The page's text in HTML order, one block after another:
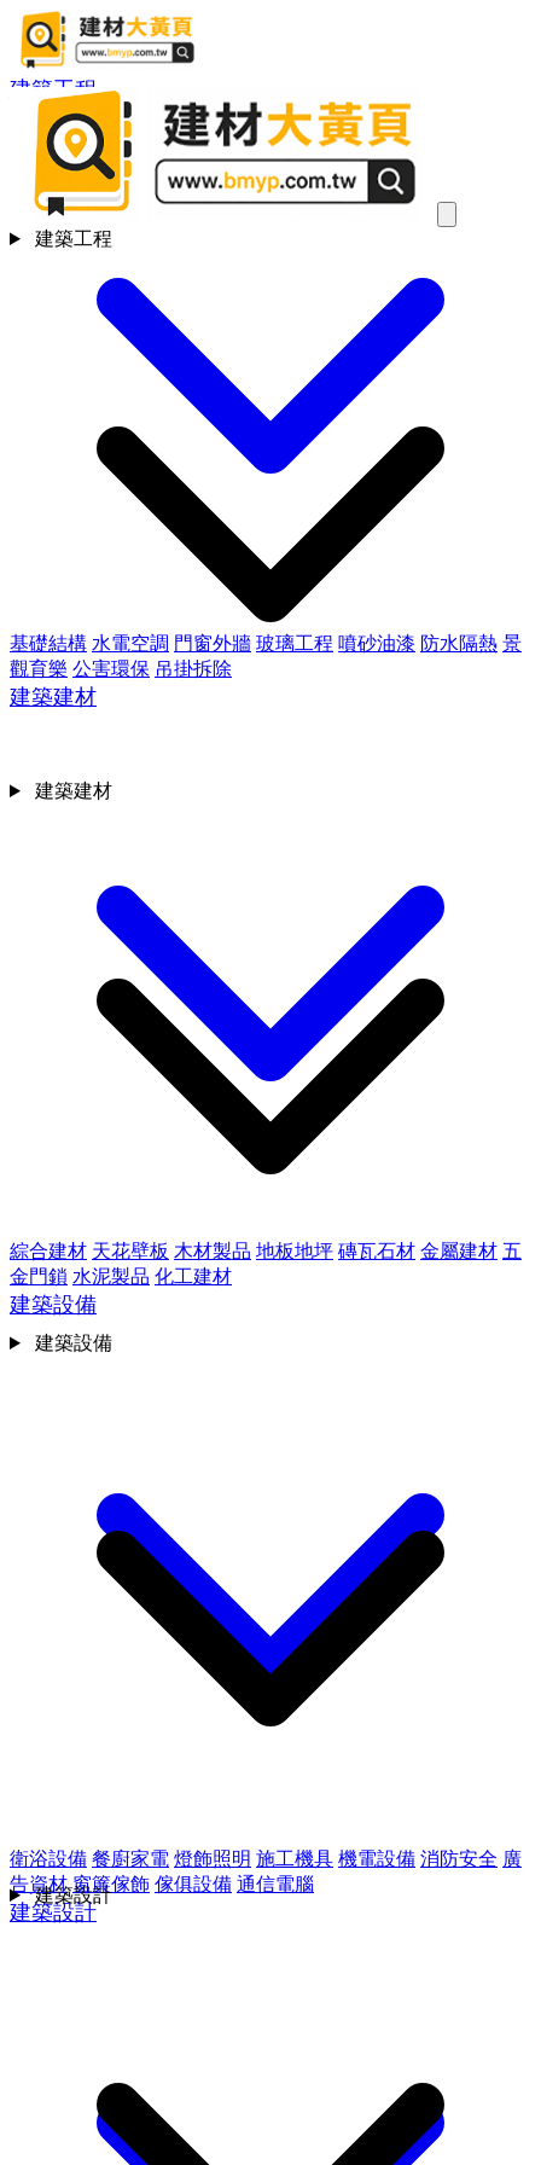
建築工程
基礎結構 水電空調 門窗外牆 玻璃工程 噴砂油漆 防水隔熱 景
觀育樂 公害環保 吊掛拆除
建築建材
綜合建材 天花壁板 木材製品 地板地坪 磚瓦石材 金屬建材 五
金門鎖 水泥製品 化工建材
建築設備
衛浴設備 餐廚家電 燈飾照明 施工機具 機電設備 消防安全 廣
告資材 窗簾傢飾 傢俱設備 通信電腦
建築設計
建築工程
建築建材
建築設備
建築設計